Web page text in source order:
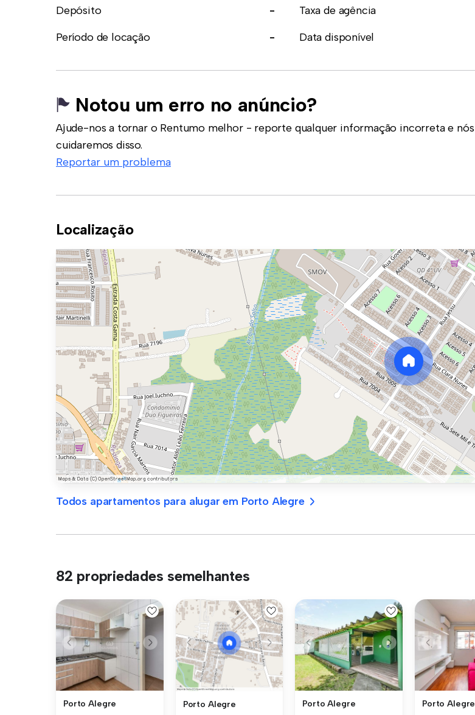
Depósito
- Taxa de agência
Período de locação
- Data disponível
Notou um erro no anúncio?
Ajude-nos a tornar o Rentumo melhor - reporte qualquer informação incorreta e nós
cuidaremos disso.
Reportar um problema
Localização
Todos apartamentos para alugar em Porto Alegre
82 propriedades semelhantes
Porto Alegre Porto Alegre Porto Alegre Porto Alegre